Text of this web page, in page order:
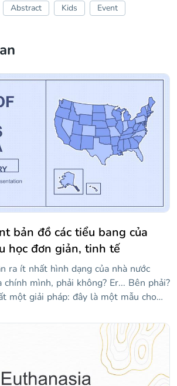
Abstract Kids Event
bản đồ các tiểu bang của
học đơn giản, tinh tế
ra ít nhất hình dạng của nhà nước
chính mình, phải không? Er... Bên phải?
một giải pháp: đây là một mẫu cho
tiểu bang của Hoa Kỳ. Nó có nhiều bản
khác nhau! Vì chúng tôi đã sử dụng
mọi thứ đều ổn, êm dịu, nhẹ nhàng...
ta đang ở giữa lớp! Nếu bạn thấy
thiếu, hãy kiểm tra các trang trình bày